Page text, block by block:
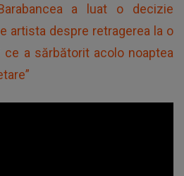
a luat o decizie
artista despre retragerea la o
a sărbătorit acolo noaptea